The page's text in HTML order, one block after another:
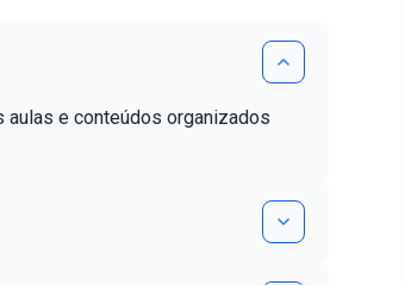
aulas e conteúdos organizados